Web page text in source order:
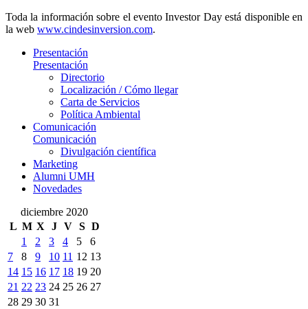
Toda la información sobre el evento Investor Day está disponible en
la web www.cindesinversion.com.
Presentación
Presentación
Directorio
Localización / Cómo llegar
Carta de Servicios
Política Ambiental
Comunicación
Comunicación
Divulgación científica
Marketing
Alumni UMH
Novedades
diciembre 2020
L M X J V S D
1
2 3 4 5
6
7
8 9 10 11 12 13
14 15 16 17 18 19 20
21 22 23 24 25 26 27
28 29 30 31